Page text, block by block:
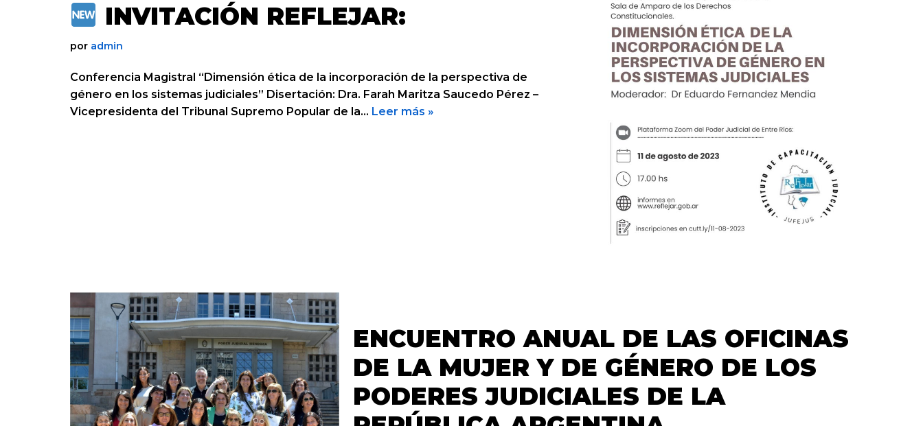
INVITACIÓN REFLEJAR:
por admin
Conferencia Magistral “Dimensión ética de la incorporación de la perspectiva de
género en los sistemas judiciales” Disertación: Dra. Farah Maritza Saucedo Pérez –
Vicepresidenta del Tribunal Supremo Popular de la… Leer más »
ENCUENTRO ANUAL DE LAS OFICINAS
DE LA MUJER Y DE GÉNERO DE LOS
PODERES JUDICIALES DE LA